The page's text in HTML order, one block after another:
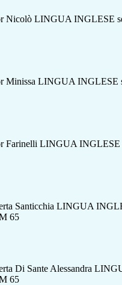
Nicolò LINGUA INGLESE
Minissa LINGUA INGLESE
Farinelli LINGUA INGLESE
Santicchia LINGUA
65
Di Sante Alessandra
65